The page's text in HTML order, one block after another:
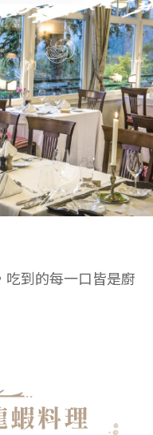
到的每一口皆是廚